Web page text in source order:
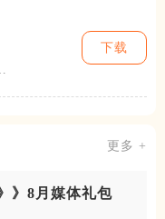
下载
更多 +
》8月媒体礼包